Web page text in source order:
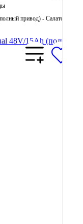
привод) - Салатовый